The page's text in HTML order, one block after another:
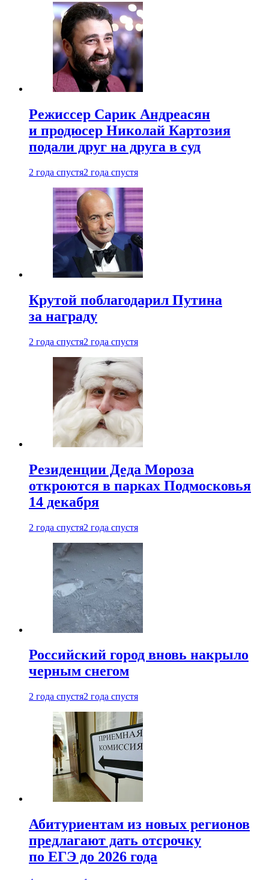
Режиссер Сарик Андреасян
и продюсер Николай Картозия
подали друг на друга в суд
2 года спустя2 года спустя
Крутой поблагодарил Путина
за награду
2 года спустя2 года спустя
Резиденции Деда Мороза
откроются в парках Подмосковья
14 декабря
2 года спустя2 года спустя
Российский город вновь накрыло
черным снегом
2 года спустя2 года спустя
Абитуриентам из новых регионов
предлагают дать отсрочку
по ЕГЭ до 2026 года